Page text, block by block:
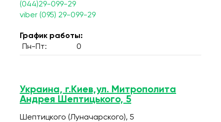
(044)29-099-29
viber (095) 29-099-29
График работы:
Пн-Пт:
0
Украина, г.Киев,ул. Митрополита
Андрея Шептицького, 5
Шептицкого (Луначарского), 5